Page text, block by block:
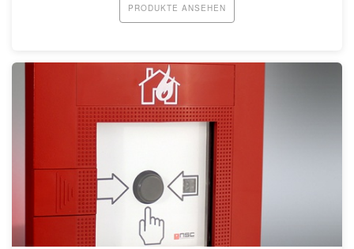
PRODUKTE ANSEHEN